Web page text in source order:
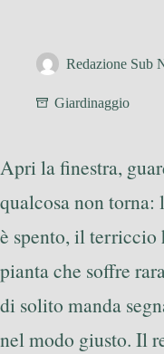
Redazione Sub
Giardinaggio
Apri la finestra,
qualcosa non torna:
è spento, il terriccio
pianta che soffre
di solito manda
nel modo giusto. Il